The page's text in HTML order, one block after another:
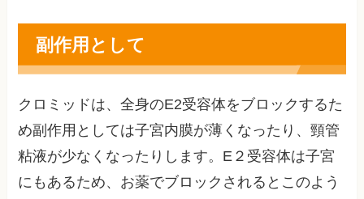
副作用として
クロミッドは、全身のE2受容体をブロックするた
め副作用としては子宮内膜が薄くなったり、頸管
粘液が少なくなったりします。E２受容体は子宮
にもあるため、お薬でブロックされるとこのよう